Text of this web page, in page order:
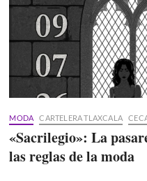
MODA CARTELERA TLAXCALA
«Sacrilegio»: La
las reglas de la moda